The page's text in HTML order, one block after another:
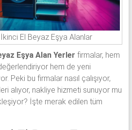
El Beyaz Eşya Alanlar
Eşya Alan Yerler firmalar, hem
hem de yeni
Peki bu firmalar nasıl çalışıyor,
alıyor, nakliye hizmeti sunuyor mu
İşte merak edilen tüm